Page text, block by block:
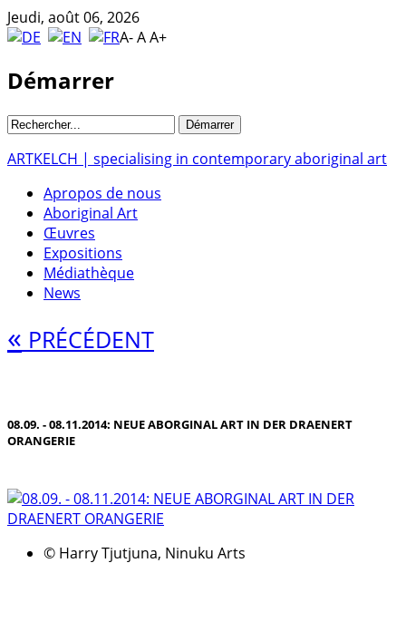
Jeudi, août 06, 2026
A-AA+
Démarrer
ARTKELCH | specialising in contemporary aboriginal art
Apropos de nous
Aboriginal Art
Œuvres
Expositions
Médiathèque
News
« PRÉCÉDENT
08.09. - 08.11.2014: NEUE ABORGINAL ART IN DER DRAENERT
ORANGERIE
© Harry Tjutjuna, Ninuku Arts